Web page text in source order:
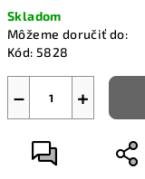
Skladom
Môžeme doručiť do:
Kód: 5828
+
−